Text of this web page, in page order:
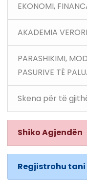
EKONOMI,
AKADEMIA
PARASHIKIMI,
PASURIVE TË
Skena për të
Shiko Agjendën
Regjistrohu tani